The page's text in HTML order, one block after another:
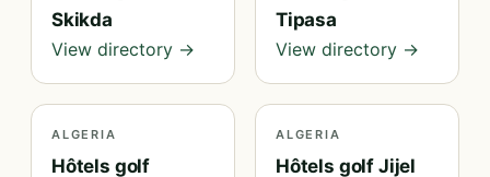
Skikda
View directory →
Tipasa
View directory →
ALGERIA
Hôtels golf
ALGERIA
Hôtels golf Jijel